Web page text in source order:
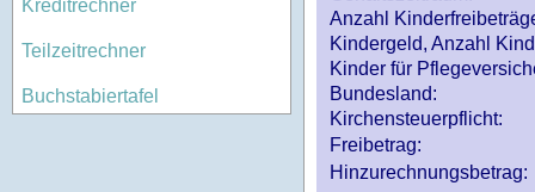
Kreditrechner
Teilzeitrechner
Buchstabiertafel
Anzahl
Kindergeld, Anzahl
Kinder für
Bundesland:
Kirchensteuerpflicht:
Freibetrag:
Hinzurechnungsbetrag: